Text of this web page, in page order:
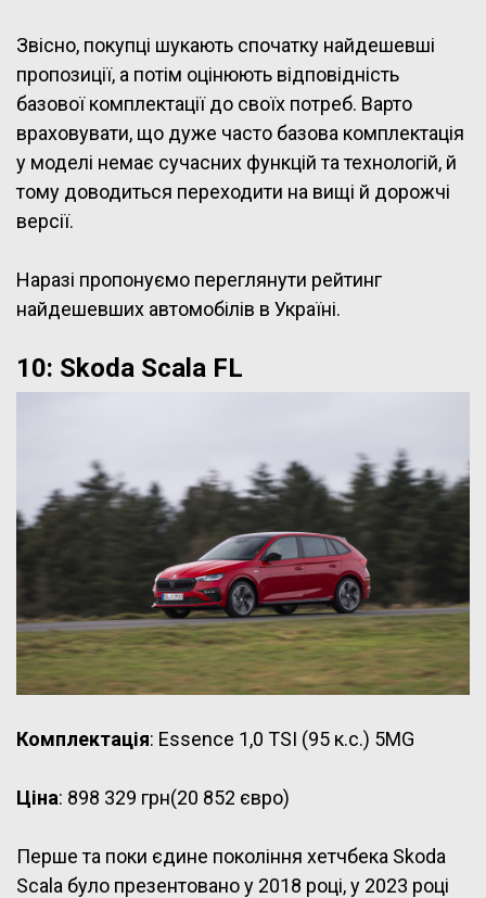
Звісно, покупці шукають спочатку найдешевші
пропозиції, а потім оцінюють відповідність
базової комплектації до своїх потреб. Варто
враховувати, що дуже часто базова комплектація
у моделі немає сучасних функцій та технологій, й
тому доводиться переходити на вищі й дорожчі
версії.
Наразі пропонуємо переглянути рейтинг
найдешевших автомобілів в Україні.
10: Skoda Scala FL
Комплектація: Essence 1,0 TSI (95 к.с.) 5MG
Ціна: 898 329 грн(20 852 євро)
Перше та поки єдине покоління хетчбека Skoda
Scala було презентовано у 2018 році, у 2023 році